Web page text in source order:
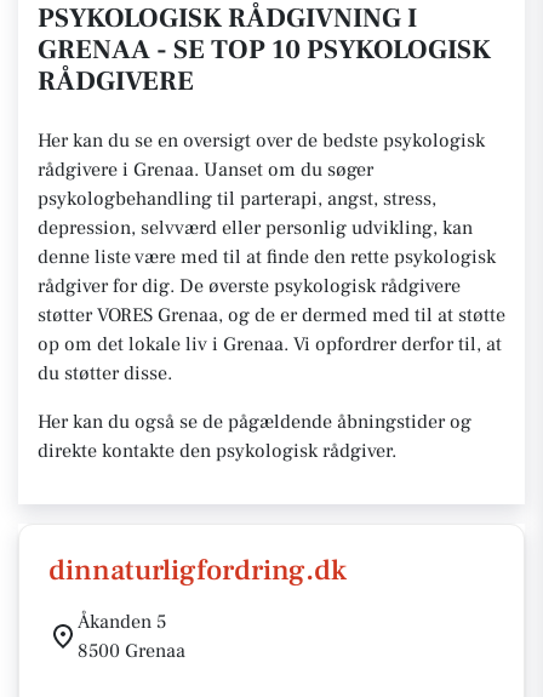
PSYKOLOGISK RÅDGIVNING I
GRENAA - SE TOP 10 PSYKOLOGISK
RÅDGIVERE
Her kan du se en oversigt over de bedste psykologisk
rådgivere i Grenaa. Uanset om du søger
psykologbehandling til parterapi, angst, stress,
depression, selvværd eller personlig udvikling, kan
denne liste være med til at finde den rette psykologisk
rådgiver for dig. De øverste psykologisk rådgivere
støtter VORES Grenaa, og de er dermed med til at støtte
op om det lokale liv i Grenaa. Vi opfordrer derfor til, at
du støtter disse.
Her kan du også se de pågældende åbningstider og
direkte kontakte den psykologisk rådgiver.
dinnaturligfordring.dk
Åkanden 5
8500 Grenaa